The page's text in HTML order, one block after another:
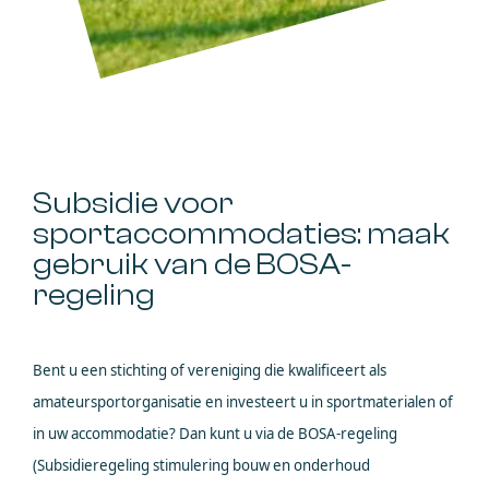
Subsidie voor
sportaccommodaties: maak
gebruik van de BOSA-
regeling
Bent u een stichting of vereniging die kwalificeert als
amateursportorganisatie en investeert u in sportmaterialen of
in uw accommodatie? Dan kunt u via de BOSA-regeling
(Subsidieregeling stimulering bouw en onderhoud